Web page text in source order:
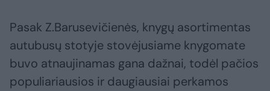
Pasak Z.Barusevičienės, knygų asortimentas
autubusų stotyje stovėjusiame knygomate
buvo atnaujinamas gana dažnai, todėl pačios
populiariausios ir daugiausiai perkamos